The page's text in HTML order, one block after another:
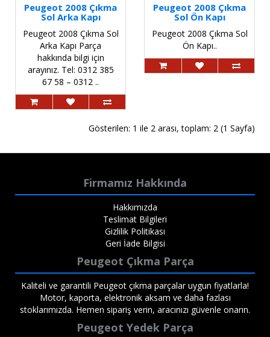
Peugeot 2008 Çıkma
Sol Arka Kapı
Peugeot 2008 Çıkma Sol
Arka Kapı Parça
hakkında bilgi için
arayınız. Tel: 0312 385
67 58 – 0312 ..
Peugeot 2008 Çıkma
Sol Ön Kapı
Peugeot 2008 Çıkma Sol
Ön Kapı..
Gösterilen: 1 ile 2 arası, toplam: 2 (1 Sayfa)
Firmamız Hakkında
Hakkımızda
Teslimat Bilgileri
Gizlilik Politikası
Geri İade Bilgisi
Peugeot Çıkma Parça
Kaliteli ve garantili Peugeot çıkma parçalar uygun fiyatlarla!
Motor, kaporta, elektronik aksam ve daha fazlası
stoklarımızda. Hemen sipariş verin, aracınızı güvenle onarın.
Peugeot Yedek Parça